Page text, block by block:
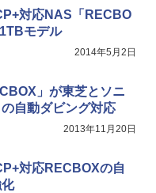
対応NAS「RECBO
モデル
2014年5月2日
」が東芝とソニ
自動ダビング対応
2013年11月20日
対応RECBOXの自